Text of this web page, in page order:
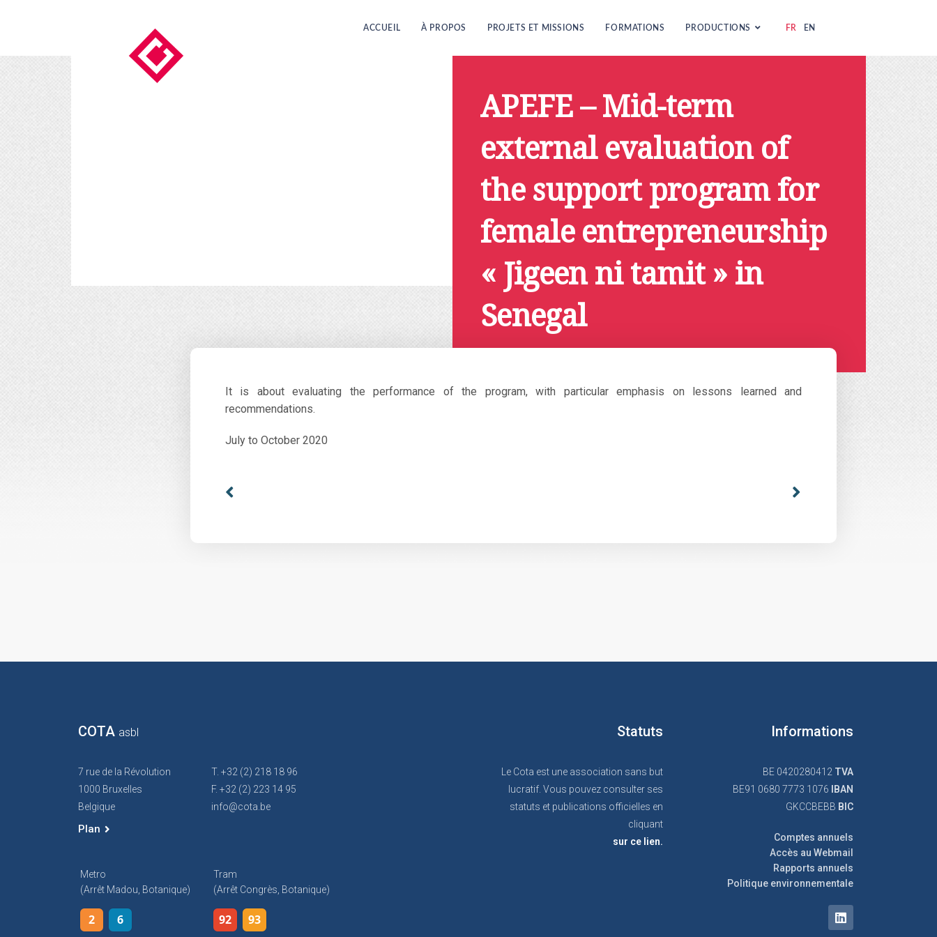
ACCUEIL À PROPOS PROJETS ET MISSIONS FORMATIONS PRODUCTIONS FR EN
APEFE – Mid-term
external evaluation of
the support program for
female entrepreneurship
« Jigeen ni tamit » in
Senegal
It is about evaluating the performance of the program, with particular emphasis on lessons learned and
recommendations.
July to October 2020
COTA asbl
7 rue de la Révolution
1000 Bruxelles
Belgique
Plan
T. +32 (2) 218 18 96
F. +32 (2) 223 14 95
info@cota.be
Metro
(arrêt Madou, Botanique)
2 6
Tram
(arrêt Congrès, Botanique)
92 93
Statuts
Le Cota est une association sans but
lucratif. Vous pouvez consulter ses
statuts et publications officielles en
cliquant
sur ce lien.
Informations
BE 0420280412 TVA
BE91 0680 7773 1076
IBAN
GKCCBEBB BIC
Comptes annuels
Accès au Webmail
Rapports annuels
Politique environnementale